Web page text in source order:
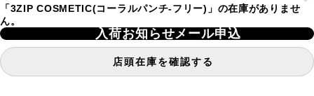
「3ZIP COSMETIC(コーラルパンチ-フリー)」の在庫がありませ
ん。
入荷お知らせメール申込
店頭在庫を確認する